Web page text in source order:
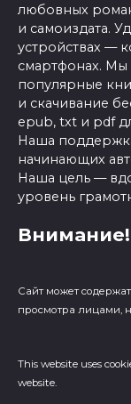
любовных
и самоиздата.
устройствах —
смартфонах. Мы
популярные
и скачивание
epub, txt и pdf
Наша
начинающих
Наша цель —
уровень
Внимание!
Сайт может
просмотра лицами,
This website uses
website.